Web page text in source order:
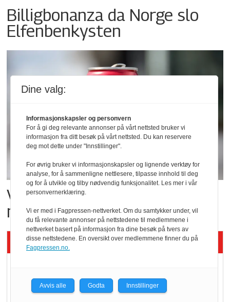
Billigbonanza da Norge slo
Elfenbenkysten
Vil vokse i brusmarkedet
med Dr Pepper
Siste artikler - KBS
pris når elbilister
velger ladestopp
Dine valg:
Informasjonskapsler og personvern
For å gi deg relevante annonser på vårt nettsted bruker vi
informasjon fra ditt besøk på vårt nettsted. Du kan reservere
deg mot dette under "Innstillinger".
For øvrig bruker vi informasjonskapsler og lignende verktøy for
analyse, for å sammenligne nettlesere, tilpasse innhold til deg
og for å utvikle og tilby nødvendig funksjonalitet. Les mer i vår
personvernerklæring.
Vi er med i Fagpressen-nettverket. Om du samtykker under, vil
du få relevante annonser på nettstedene til medlemmene i
nettverket basert på informasjon fra dine besøk på tvers av
disse nettstedene. En oversikt over medlemmene finner du på
Fagpressen.no.
Avvis alle Godta Innstillinger